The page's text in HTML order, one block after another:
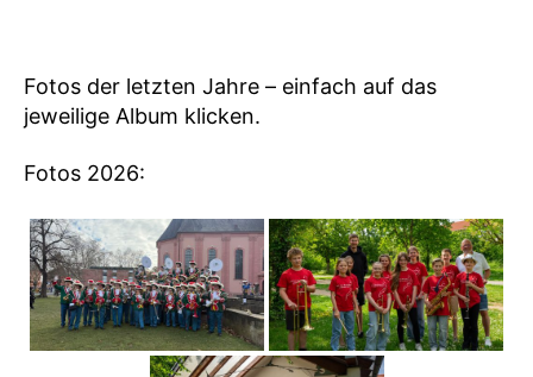
Fotos der letzten Jahre – einfach auf das
jeweilige Album klicken.
Fotos 2026: